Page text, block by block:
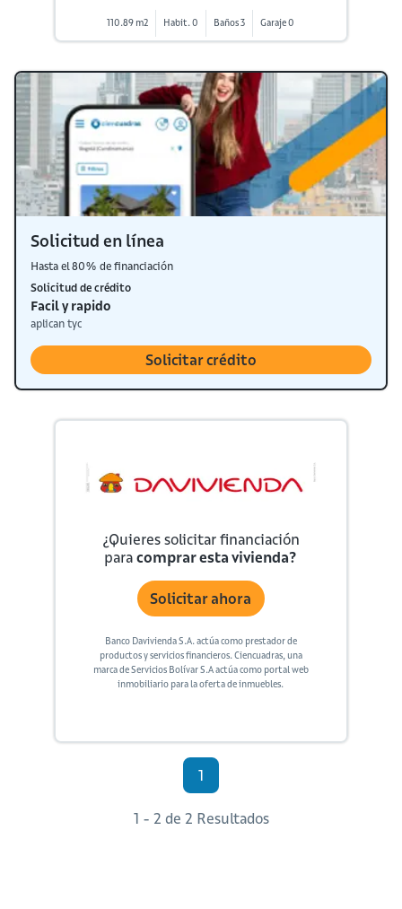
110.89 m2 Habit. 0 Baños 3 Garaje 0
Solicitud en línea
Hasta el 80% de financiación
Solicitud de crédito
Facil y rapido
aplican tyc
Solicitar crédito
¿Quieres solicitar financiación
paracomprar esta vivienda?
Solicitar ahora
Banco Davivienda S.A. actúa como prestador de
productos y servicios financieros. Ciencuadras, una
marca de Servicios Bolívar S.A actúa como portal web
inmobiliario para la oferta de inmuebles.
1
1 - 2 de 2 Resultados